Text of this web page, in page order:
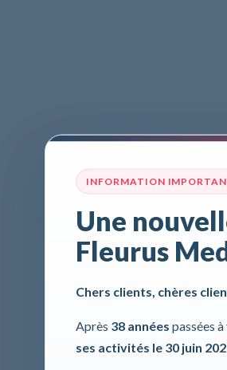
INFORMATION
Une
Fleurus
Chers clients, chères
Après 38 années passées
ses activités le 30 juin